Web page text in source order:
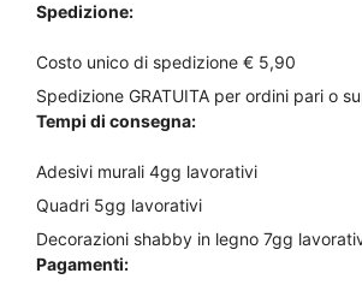
Spedizione:
Costo unico di spedizione € 5,90
Spedizione GRATUITA per ordini pari o
Tempi di consegna:
Adesivi murali 4gg lavorativi
Quadri 5gg lavorativi
Decorazioni shabby in legno 7gg
Pagamenti: